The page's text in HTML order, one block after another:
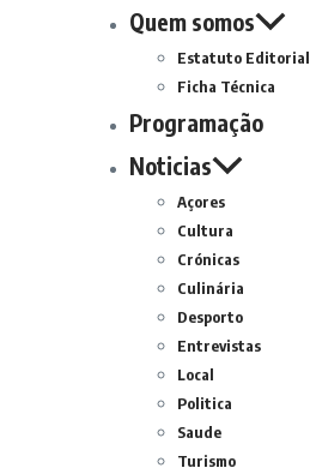
Quem somos
Estatuto Editorial
Ficha Técnica
Programação
Noticias
Açores
Cultura
Crónicas
Culinária
Desporto
Entrevistas
Local
Politica
Saude
Turismo